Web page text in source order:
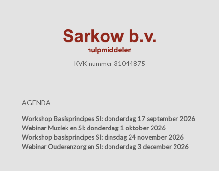
KVK-nummer 31044875
AGENDA
Workshop Basisprincipes SI: donderdag 17 september 2026
Webinar Muziek en SI: donderdag 1 oktober 2026
Workshop basisprincipes SI: dinsdag 24 november 2026
Webinar Ouderenzorg en SI: donderdag 3 december 2026